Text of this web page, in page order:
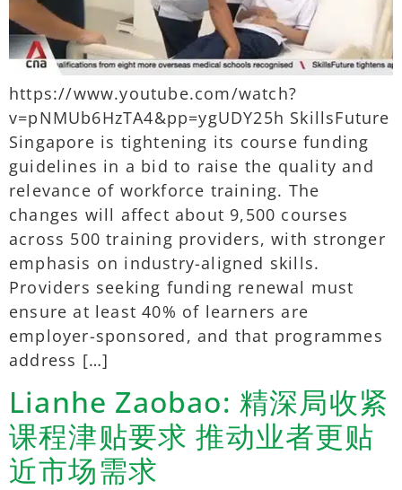
https://www.youtube.com/watch?
v=pNMUb6HzTA4&pp=ygUDY25h SkillsFuture
Singapore is tightening its course funding
guidelines in a bid to raise the quality and
relevance of workforce training. The
changes will affect about 9,500 courses
across 500 training providers, with stronger
emphasis on industry-aligned skills.
Providers seeking funding renewal must
ensure at least 40% of learners are
employer-sponsored, and that programmes
address […]
Lianhe Zaobao: 精深局收紧
课程津贴要求 推动业者更贴
近市场需求